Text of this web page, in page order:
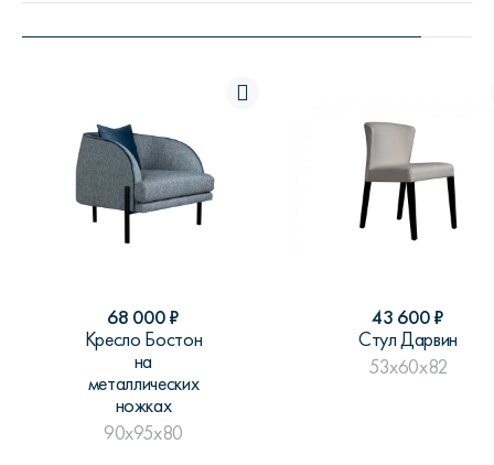
68 000₽
Кресло Бостон
на
металлических
ножках
90x95x80
43 600₽
Стул Дарвин
53x60x82